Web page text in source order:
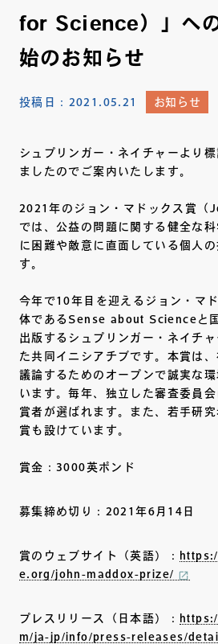
for Science）」へ
始のお知らせ
投稿日： 2021.05.21 お知らせ
シュプリンガー・ネイチャーより
ましたのでご案内いたします。
2021年のジョン・マドックス賞（
では、公益の問題に関する健全な
に困難や敵意に直面している個人
す。
今年で10年目を迎えるジョン・マ
体であるSense about Scienceと
出版するシュプリンガー・ネイチ
た共同イニシアチブです。本賞は
議論するためのオープンで誠実な
います。毎年、独立した審査委員
賞者が選ばれます。また、若手研
賞も設けています。
賞金：3000英ポンド
募集締め切り：2021年6月14日
賞のウェブサイト（英語）：
e.org/john-maddox-prize/
プレスリリース（日本語）：
m/ja-jp/info/press-releases/